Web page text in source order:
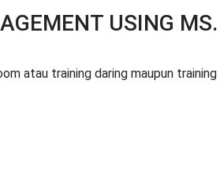
USING MS.
atau training daring maupun training